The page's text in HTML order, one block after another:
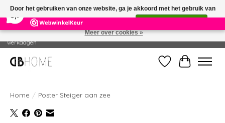
14 Reviews ×
Geproduceerd in eigen drukkerij - Gratis verzending vanaf € 49 - Levertijd: 2-5
werkdagen
Verlanglijst
Home / Poster Steiger aan zee
Door het gebruiken van onze website, ga je akkoord met het gebruik van
cookies om onze website te verbeteren.
Meer over cookies »